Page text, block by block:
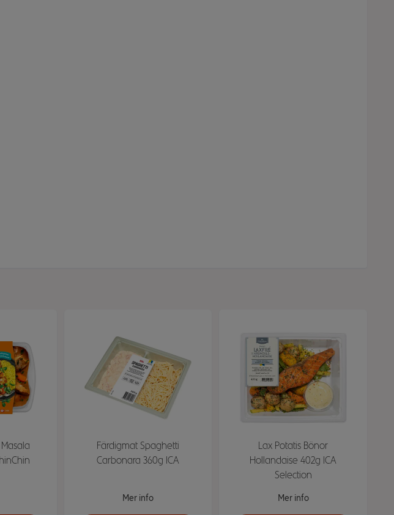
Färdigmat Spaghetti
Carbonara 360g ICA
Mer info
Lax Potatis Bönor
Hollandaise 402g ICA
Selection
Mer info